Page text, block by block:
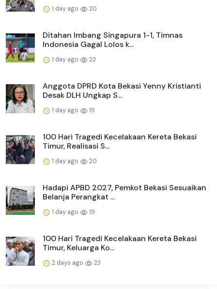
1 day ago 20
Ditahan Imbang Singapura 1-1, Timnas
Indonesia Gagal Lolos k...
1 day ago 23
Anggota DPRD Kota Bekasi Yenny Kristianti
Desak DLH Ungkap S...
1 day ago 19
100 Hari Tragedi Kecelakaan Kereta Bekasi
Timur, Realisasi S...
1 day ago 20
Hadapi APBD 2027, Pemkot Bekasi Sesuaikan
Belanja Perangkat ...
1 day ago 19
100 Hari Tragedi Kecelakaan Kereta Bekasi
Timur, Keluarga Ko...
2 days ago 23